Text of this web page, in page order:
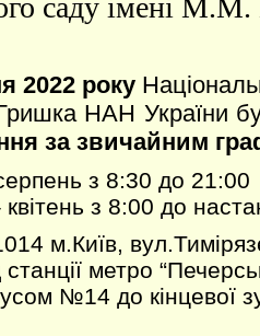
саду імені
2022 року
НАН України
за звичайним
з 8:30 до 21:00
з 8:00 до
м.Київ,
станції метро
№14 до кінцевої